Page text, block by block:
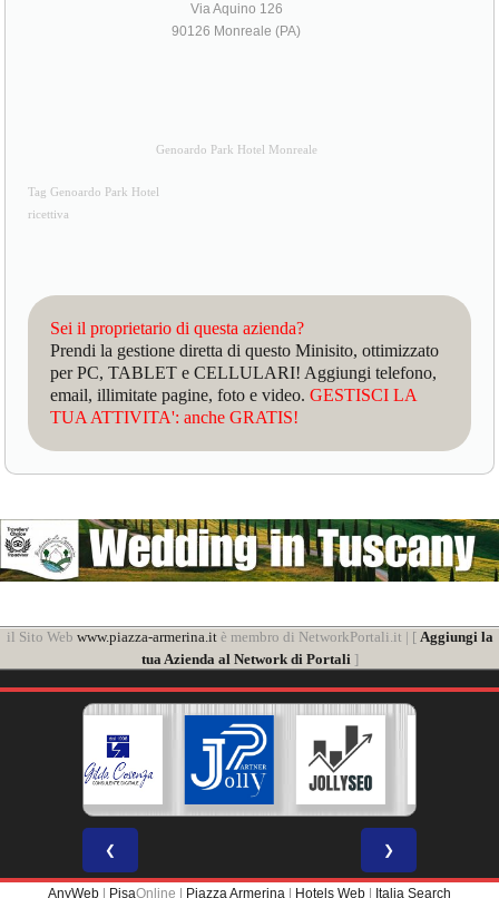
Via Aquino 126
90126 Monreale (PA)
Genoardo Park Hotel Monreale
Tag Genoardo Park Hotel
ricettiva
Sei il proprietario di questa azienda?
Prendi la gestione diretta di questo Minisito, ottimizzato
per PC, TABLET e CELLULARI! Aggiungi telefono,
email, illimitate pagine, foto e video.GESTISCI LA
TUA ATTIVITA': anche GRATIS!
il Sito Web www.piazza-armerina.itè membro di NetworkPortali.it | [ Aggiungi la
tua Azienda al Network di Portali ]
❮ ❯
AnyWeb | PisaOnline | Piazza Armerina | Hotels Web | Italia Search